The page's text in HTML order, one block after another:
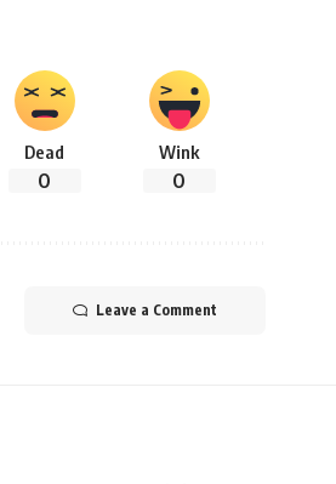
Dead
0
Wink
0
Leave a Comment